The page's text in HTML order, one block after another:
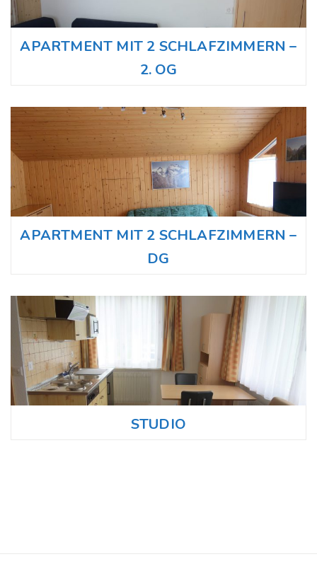
APARTMENT MIT 2 SCHLAFZIMMERN –
2. OG
APARTMENT MIT 2 SCHLAFZIMMERN –
DG
STUDIO